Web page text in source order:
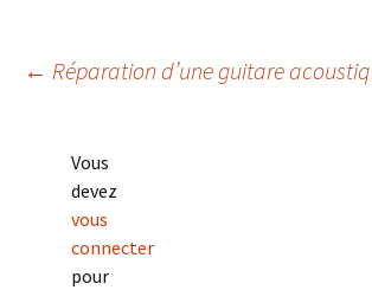
Navigation
des
articles
← Réparation d’une guitare
Vous
devez
vous
connecter
pour